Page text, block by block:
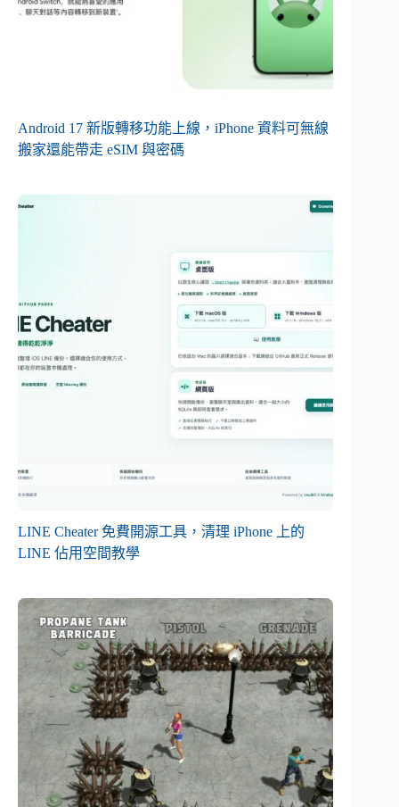
Android 17 新版轉移功能上線，iPhone 資料可無線
搬家還能帶走 eSIM 與密碼
LINE Cheater 免費開源工具，清理 iPhone 上的
LINE 佔用空間教學